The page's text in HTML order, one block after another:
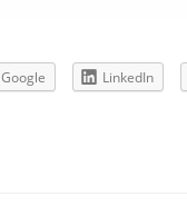
Google LinkedIn